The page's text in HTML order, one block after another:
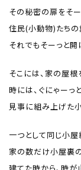
その秘密の扉をそー
住民(小動物)たちの
それでもそーっと開
そこには、家の屋
時には、ぐにゃーっ
見事に組み上げた
一つとして同じ小屋
家の数だけ小屋裏
建てた時から、時が